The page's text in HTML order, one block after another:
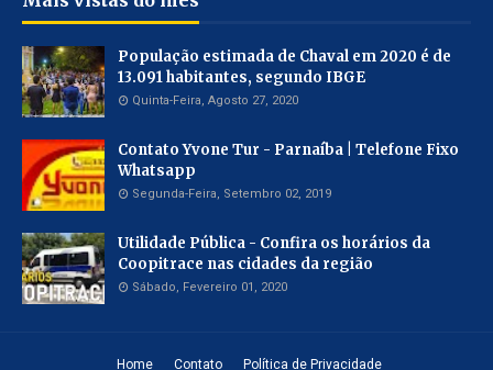
População estimada de Chaval em 2020 é de
13.091 habitantes, segundo IBGE
Quinta-Feira, Agosto 27, 2020
Contato Yvone Tur - Parnaíba | Telefone Fixo
Whatsapp
Segunda-Feira, Setembro 02, 2019
Utilidade Pública - Confira os horários da
Coopitrace nas cidades da região
Sábado, Fevereiro 01, 2020
Home Contato Política de Privacidade